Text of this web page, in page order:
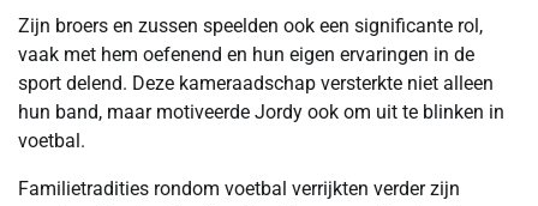
Zijn broers en zussen speelden ook een significante rol,
vaak met hem oefenend en hun eigen ervaringen in de
sport delend. Deze kameraadschap versterkte niet alleen
hun band, maar motiveerde Jordy ook om uit te blinken in
voetbal.
Familietradities rondom voetbal verrijkten verder zijn